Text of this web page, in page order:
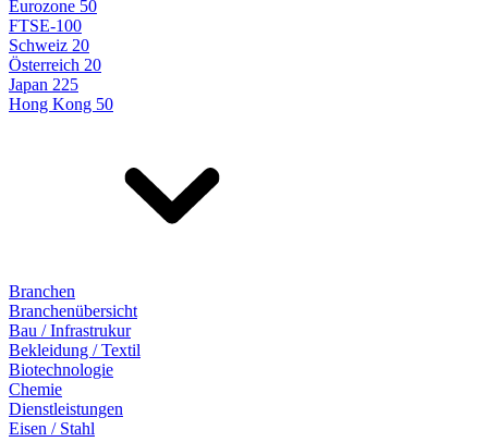
Eurozone 50
FTSE-100
Schweiz 20
Österreich 20
Japan 225
Hong Kong 50
Branchen
Branchenübersicht
Bau / Infrastrukur
Bekleidung / Textil
Biotechnologie
Chemie
Dienstleistungen
Eisen / Stahl